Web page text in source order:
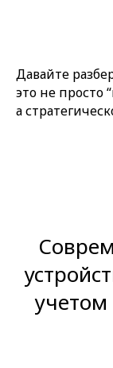
Давайте
это не просто
а
учетом